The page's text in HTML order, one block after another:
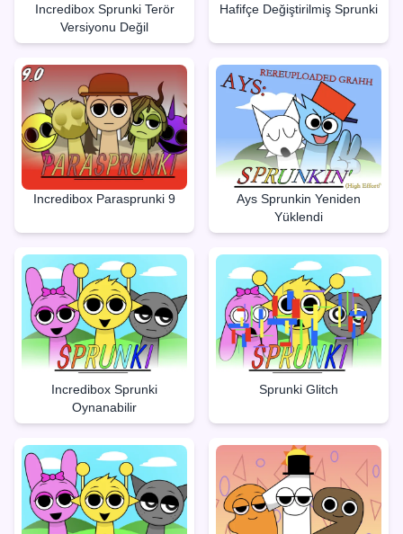
Incredibox Sprunki Terör
Versiyonu Değil
Hafifçe Değiştirilmiş Sprunki
Incredibox Parasprunki 9
Ays Sprunkin Yeniden
Yüklendi
Incredibox Sprunki
Oynanabilir
Sprunki Glitch